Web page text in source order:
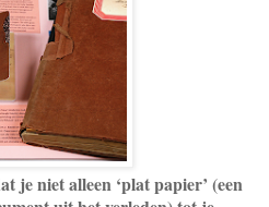
je niet alleen ‘plat papier’ (een